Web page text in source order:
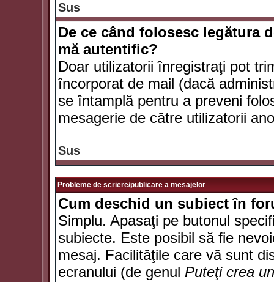
Sus
De ce când folosesc legătura
mă autentific?
Doar utilizatorii înregistraţi pot
încorporat de mail (dacă
se întamplă pentru a preveni
mesagerie de către utilizatorii
Sus
Probleme de scriere/publicare a mesajelor
Cum deschid un subiect în
Simplu. Apasaţi pe butonul
subiecte. Este posibil să fie
mesaj. Facilităţile care vă sunt
ecranului (de genul Puteţi crea